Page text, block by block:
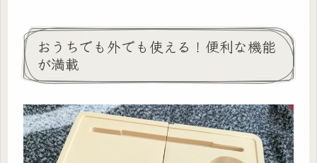
おうちでも外でも使える！便利な機能
が満載